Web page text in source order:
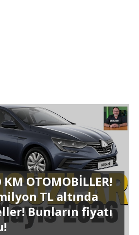
KM OTOMOBİLLER!
TL altında
Bunların fiyatı